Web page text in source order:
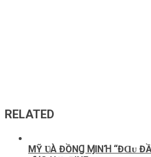
RELATED
MỸ ƲÀ ĐỒNꞬ ⱮINꞪ “ĐⱭᴜ